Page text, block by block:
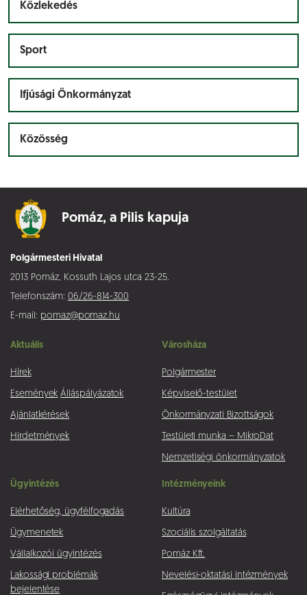
Közlekedés
Sport
Ifjúsági Önkormányzat
Közösség
Pomáz, a Pilis kapuja
Polgármesteri Hivatal
2013 Pomáz, Kossuth Lajos utca 23-25.
Telefonszám: 06/26-814-300
E-mail: pomaz@pomaz.hu
Aktuális
Hírek
Események Álláspályázatok
Ajánlatkérések
Hirdetmények
Városháza
Polgármester
Képviselő-testület
Önkormányzati Bizottságok
Testületi munka – MikroDat
Nemzetiségi önkormányzatok
Ügyintézés
Elérhetőség, ügyfélfogadás
Ügymenetek
Vállalkozói ügyintézés
Lakossági problémák
bejelentése
Intézményeink
Kultúra
Szociális szolgáltatás
Pomáz Kft.
Nevelési-oktatási intézmények